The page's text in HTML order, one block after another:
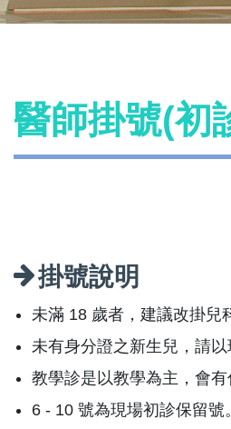
醫師掛號(初
掛號說明
未滿 18 歲者，建議改掛兒
未有身分證之新生兒，請以
教學診是以教學為主，會
6 - 10 號為現場初診保留號。